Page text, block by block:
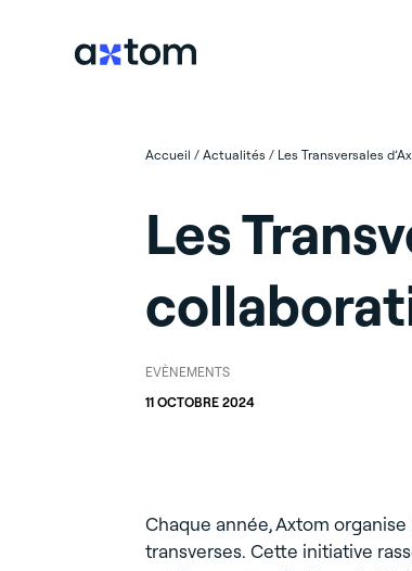
Accueil /Actualités / Les Transversales
Les
EVÈNEMENTS
11 OCTOBRE 2024
Chaque année, Axtom organise
transverses. Cette initiative